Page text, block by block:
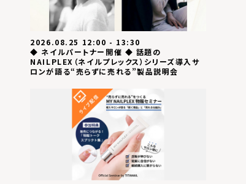
2026.08.25 12:00 - 13:30
◆ ネイルパートナー開催 ◆ 話題の
NAILPLEX（ネイルプレックス）シリーズ導入サ
ロンが語る“売らずに売れる”製品説明会